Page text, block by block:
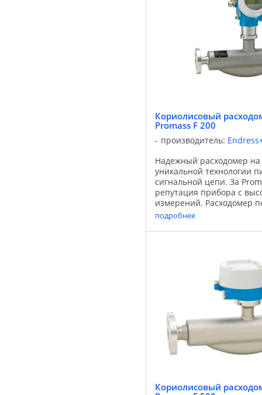
Кориолисовый
Promass F 200
производитель:
Надежный расходомер на
уникальной технологии
сигнальной цепи. За
репутация прибора с
измерений. Расходомер
различных областей
F 200 дополнительно ...
подробнее
Кориолисовый